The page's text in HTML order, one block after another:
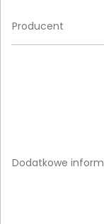
Producent
Dodatkowe